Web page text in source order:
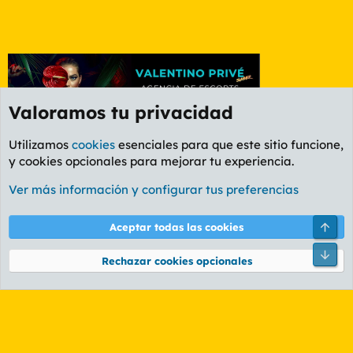
Foro Deportes
Cookies
PL OLDSTYLE AMARILLO
Términos y reglas Política de privacidad Ayuda
Community platform by XenForo® © 2010-2026 XenForo Ltd.
Valoramos tu privacidad
Utilizamos cookies esenciales para que este sitio funcione,
y cookies opcionales para mejorar tu experiencia.
Ver más información y configurar tus preferencias
Aceptar todas las cookies
Rechazar cookies opcionales
Pie